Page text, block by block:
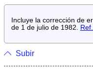
Incluye la corrección de
de 1 de julio de 1982.
Subir